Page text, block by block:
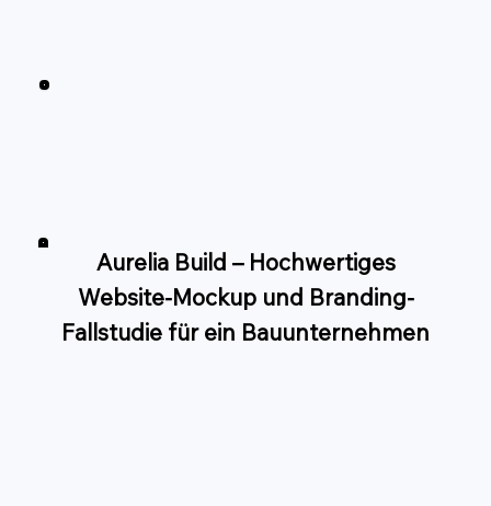
Aurelia Build – Hochwertiges
Website-Mockup und Branding-
Fallstudie für ein Bauunternehmen